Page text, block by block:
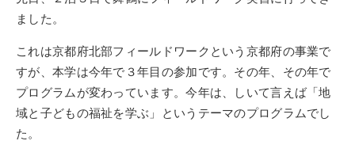
ました。
これは京都府北部フィールドワークという京都府の事業で
すが、本学は今年で３年目の参加です。その年、その年で
プログラムが変わっています。今年は、しいて言えば「地
域と子どもの福祉を学ぶ」というテーマのプログラムでし
た。